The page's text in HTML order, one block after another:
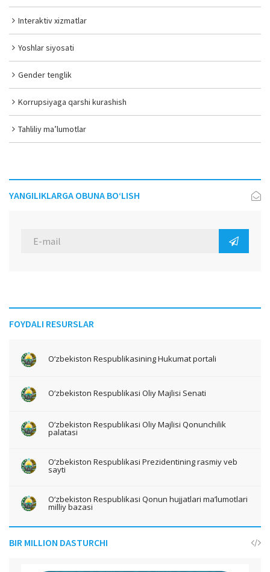
Interaktiv xizmatlar
Yoshlar siyosati
Gender tenglik
Korrupsiyaga qarshi kurashish
Tahliliy ma’lumotlar
YANGILIKLARGA OBUNA BO‘LISH
FOYDALI RESURSLAR
O‘zbekiston Respublikasining Hukumat portali
O‘zbekiston Respublikasi Oliy Majlisi Senati
O‘zbekiston Respublikasi Oliy Majlisi Qonunchilik
palatasi
O‘zbekiston Respublikasi Prezidentining rasmiy veb
sayti
O‘zbekiston Respublikasi Qonun hujjatlari ma’lumotlari
milliy bazasi
BIR MILLION DASTURCHI